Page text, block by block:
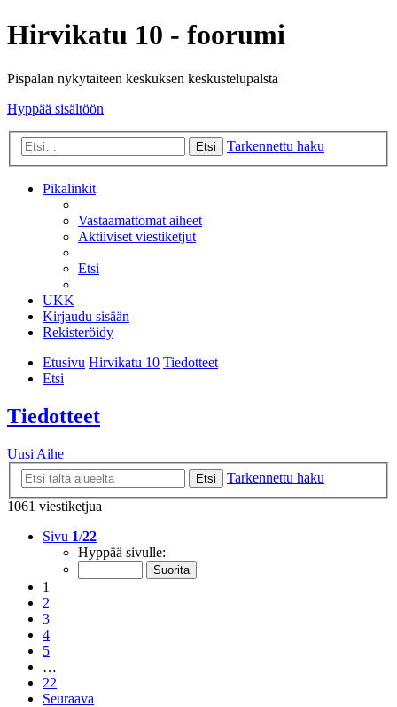
Hirvikatu 10 - foorumi
Pispalan nykytaiteen keskuksen keskustelupalsta
Hyppää sisältöön
Etsi Tarkennettu haku
Pikalinkit
Vastaamattomat aiheet
Aktiiviset viestiketjut
Etsi
UKK
Kirjaudu sisään
Rekisteröidy
Etusivu Hirvikatu 10 Tiedotteet
Etsi
Tiedotteet
Uusi Aihe
Etsi
Tarkennettu haku
1061 viestiketjua
Sivu 1/22
Hyppää sivulle:
1
2
3
4
5
…
22
Seuraava